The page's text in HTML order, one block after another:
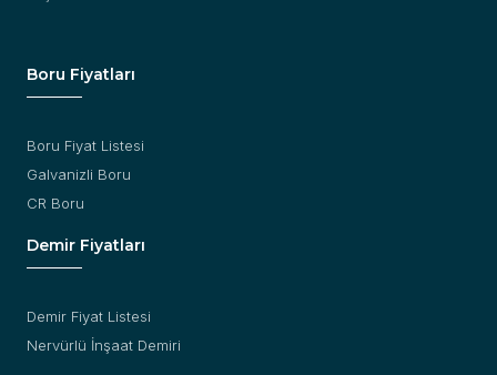
Boru Fiyatları
Boru Fiyat Listesi
Galvanizli Boru
CR Boru
Demir Fiyatları
Demir Fiyat Listesi
Nervürlü İnşaat Demiri